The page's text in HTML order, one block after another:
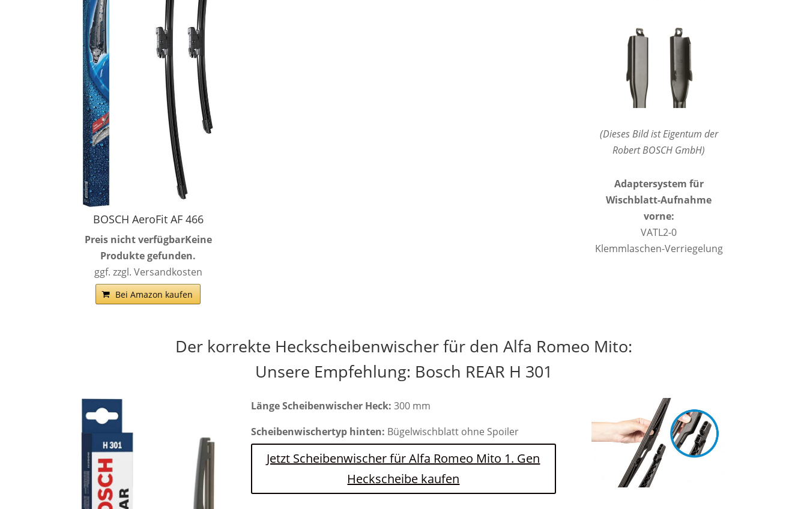
BOSCH AeroFit AF 466
Preis nicht verfügbarKeine
Produkte gefunden.
ggf. zzgl. Versandkosten
Bei Amazon kaufen
(Dieses Bild ist Eigentum der
Robert BOSCH GmbH)
Adaptersystem für
Wischblatt-Aufnahme
vorne:
VATL2-0
Klemmlaschen-Verriegelung
Der korrekte Heckscheibenwischer für den Alfa Romeo Mito:
Unsere Empfehlung: Bosch REAR H 301
Länge Scheibenwischer Heck: 300 mm
Scheibenwischertyp hinten: Bügelwischblatt ohne Spoiler
Jetzt Scheibenwischer für Alfa Romeo Mito 1. Gen
Heckscheibe kaufen